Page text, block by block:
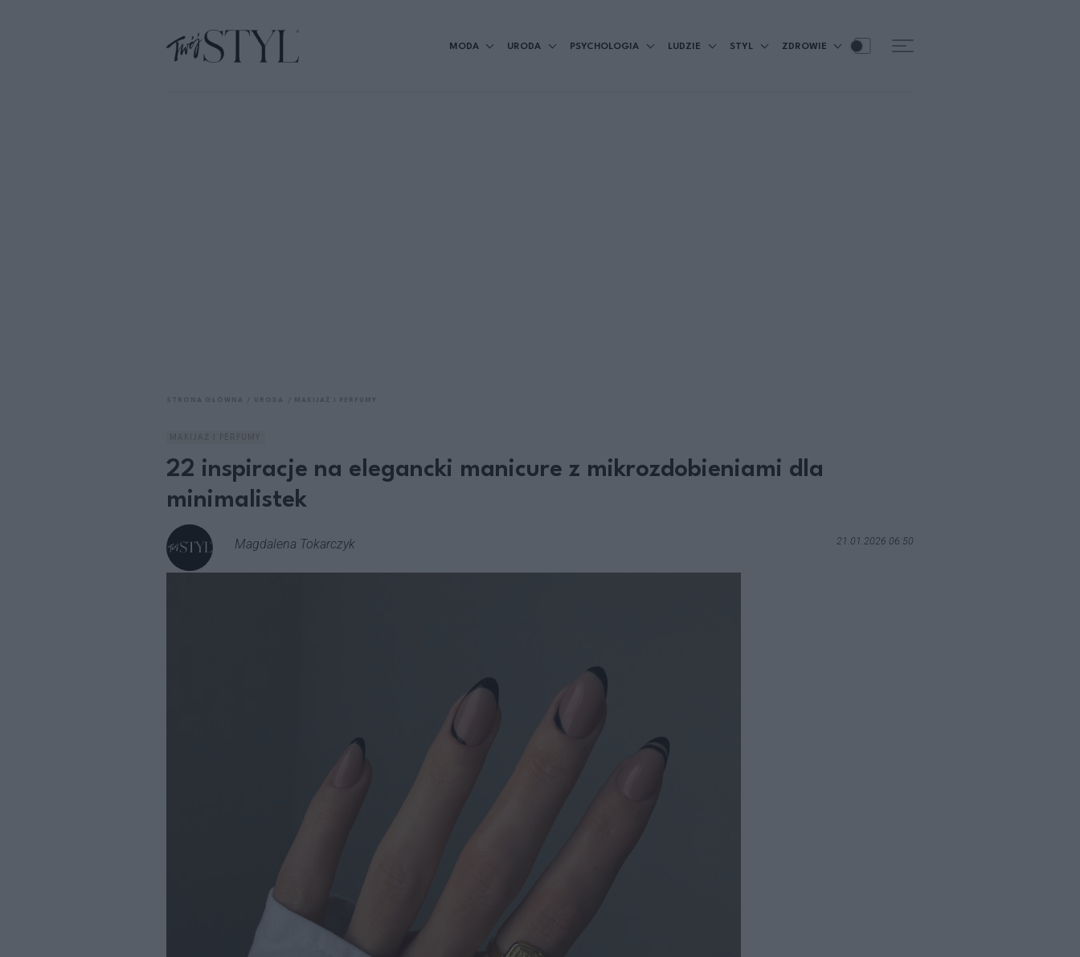
MODA URODA PSYCHOLOGIA LUDZIE STYL ZDROWIE
22 inspiracje na elegancki manicure z mikrozdobieniami dla
minimalistek
Magdalena Tokarczyk 21.01.2026 06:50